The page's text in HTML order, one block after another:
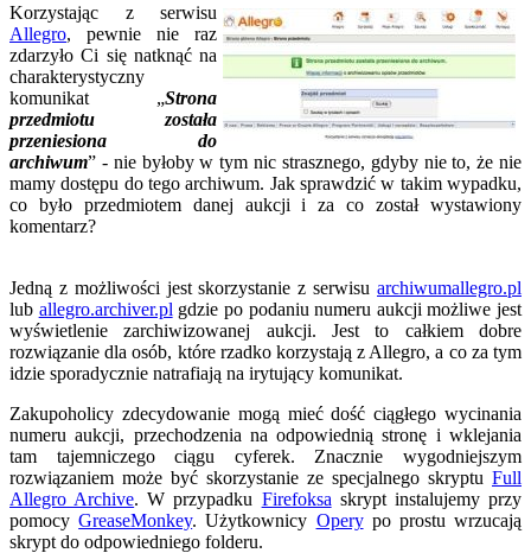
Korzystając z serwisu
Allegro, pewnie nie raz
zdarzyło Ci się natknąć na
charakterystyczny
komunikat „Strona
przedmiotu została
przeniesiona do
archiwum” - nie byłoby w tym nic strasznego, gdyby nie to, że nie
mamy dostępu do tego archiwum. Jak sprawdzić w takim wypadku,
co było przedmiotem danej aukcji i za co został wystawiony
komentarz?
Jedną z możliwości jest skorzystanie z serwisu archiwumallegro.pl
lub allegro.archiver.pl gdzie po podaniu numeru aukcji możliwe jest
wyświetlenie zarchiwizowanej aukcji. Jest to całkiem dobre
rozwiązanie dla osób, które rzadko korzystają z Allegro, a co za tym
idzie sporadycznie natrafiają na irytujący komunikat.
Zakupoholicy zdecydowanie mogą mieć dość ciągłego wycinania
numeru aukcji, przechodzenia na odpowiednią stronę i wklejania
tam tajemniczego ciągu cyferek. Znacznie wygodniejszym
rozwiązaniem może być skorzystanie ze specjalnego skryptu Full
Allegro Archive. W przypadku Firefoksa skrypt instalujemy przy
pomocyGreaseMonkey. Użytkownicy Operypo prostu wrzucają
skrypt do odpowiedniego folderu.